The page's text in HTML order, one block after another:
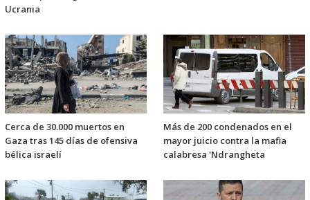
Ucrania
Cerca de 30.000 muertos en
Gaza tras 145 días de ofensiva
bélica israelí
Más de 200 condenados en el
mayor juicio contra la mafia
calabresa 'Ndrangheta